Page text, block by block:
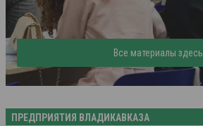
Все материалы здесь
ПРЕДПРИЯТИЯ ВЛАДИКАВКАЗА